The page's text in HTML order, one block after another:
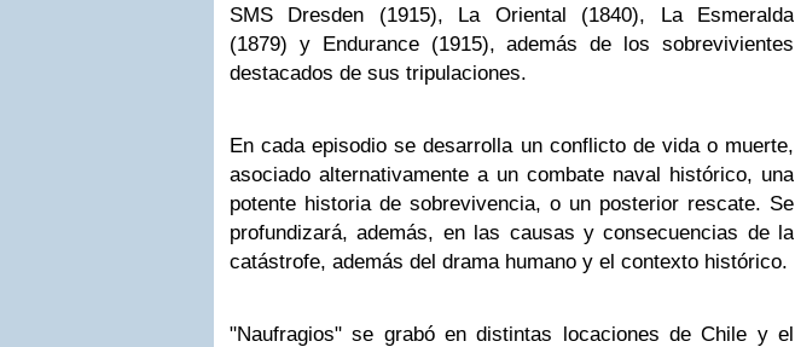
SMS Dresden (1915), La Oriental (1840), La Esmeralda
(1879) y Endurance (1915), además de los sobrevivientes
destacados de sus tripulaciones.
En cada episodio se desarrolla un conflicto de vida o muerte,
asociado alternativamente a un combate naval histórico, una
potente historia de sobrevivencia, o un posterior rescate. Se
profundizará, además, en las causas y consecuencias de la
catástrofe, además del drama humano y el contexto histórico.
"Naufragios" se grabó en distintas locaciones de Chile y el